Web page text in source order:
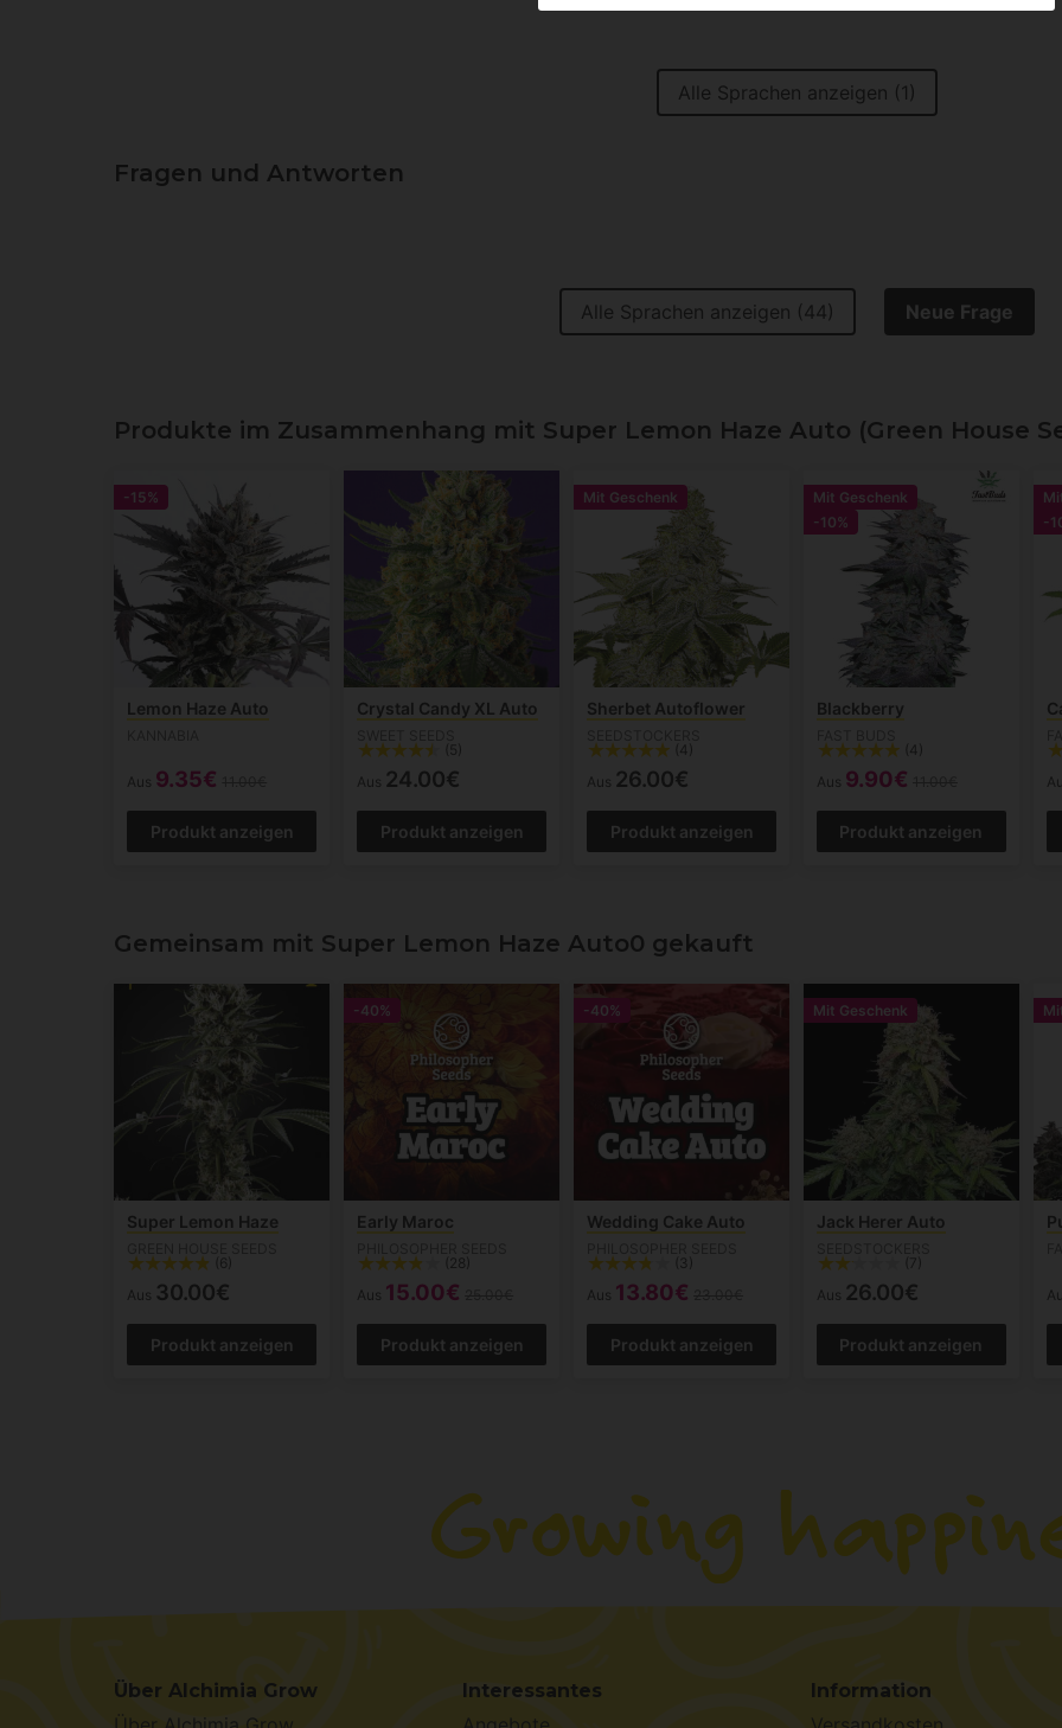
Alle Sprachen anzeigen (1)
Fragen und Antworten
Alle Sprachen anzeigen (44) Neue Frage
Produkte im Zusammenhang mit Super Lemon Haze Auto (Green House
-15%
Lemon Haze Auto
Aus 9.35€
Produkt anzeigen
Crystal Candy XL Auto
(5)
Aus 24.00€
Produkt anzeigen
Mit Geschenk
Sherbet Autoflower
(4)
Aus 26.00€
Produkt anzeigen
Mit Geschenk
-10%
Blackberry
(4)
Aus 9.90€
Produkt anzeigen
-
Gemeinsam mit Super Lemon Haze Auto0 gekauft
Super Lemon Haze
(6)
Aus 30.00€
Produkt anzeigen
-40%
Early Maroc
(28)
Aus 15.00€
Produkt anzeigen
-40%
Wedding Cake Auto
(3)
Aus 13.80€
Produkt anzeigen
Mit Geschenk
Jack Herer Auto
(7)
Aus 26.00€
Produkt anzeigen
Über Alchimia Grow Interessantes Information